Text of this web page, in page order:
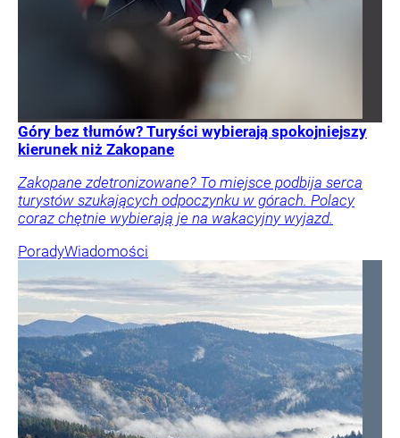
Góry bez tłumów? Turyści wybierają spokojniejszy
kierunek niż Zakopane
Zakopane zdetronizowane? To miejsce podbija serca
turystów szukających odpoczynku w górach. Polacy
coraz chętnie wybierają je na wakacyjny wyjazd.
PoradyWiadomości